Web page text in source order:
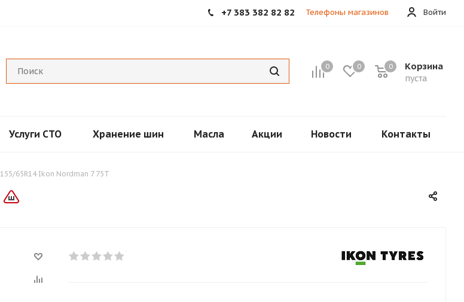
Войти
+7 383 382 82 82 Телефоны магазинов
0 0 Корзина
пуста
0
Услуги СТО Хранение шин Масла Акции Новости Контакты
155/65R14 Ikon Nordman 7 75T